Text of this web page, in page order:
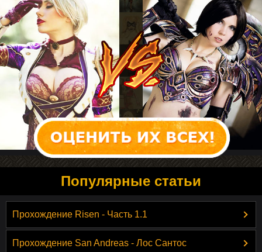
Популярные статьи
Прохождение Risen - Часть 1.1
Прохождение San Andreas - Лос Сантос